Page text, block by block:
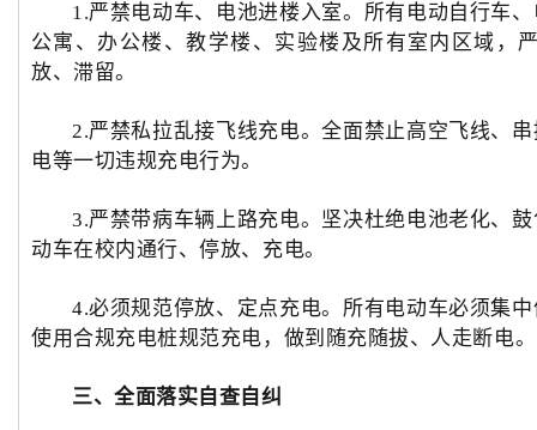
1.严禁电动车、电池进楼入室。所有电动自行车
公寓、办公楼、教学楼、实验楼及所有室内区域，
放、滞留。
2.严禁私拉乱接飞线充电。全面禁止高空飞线、
电等一切违规充电行为。
3.严禁带病车辆上路充电。坚决杜绝电池老化、
动车在校内通行、停放、充电。
4.必须规范停放、定点充电。所有电动车必须集
使用合规充电桩规范充电，做到随充随拔、人走断电。
三、全面落实自查自纠